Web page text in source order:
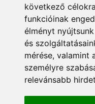
következő
funkcióinak
élményt
és
mérése, valamint
személyre
relevánsabb